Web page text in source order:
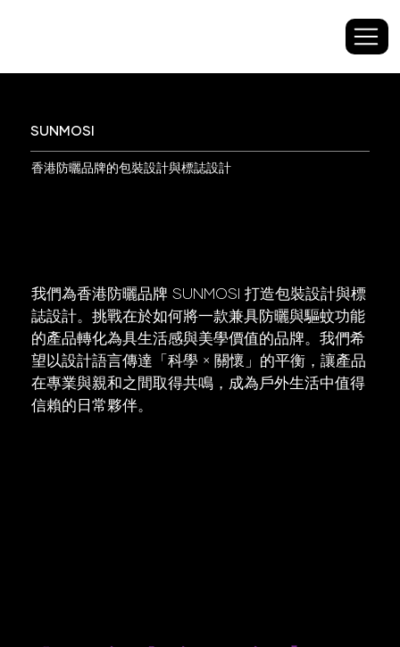
​SUNMOSI
香港防曬品牌的包裝設計與標誌設計
我們為香港防曬品牌 SUNMOSI 打造包裝設計與標
誌設計。挑戰在於如何將一款兼具防曬與驅蚊功能
的產品轉化為具生活感與美學價值的品牌。我們希
望以設計語言傳達「科學 × 關懷」的平衡，讓產品
在專業與親和之間取得共鳴，成為戶外生活中值得
信賴的日常夥伴。